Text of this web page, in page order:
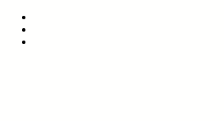
Spring
indhold